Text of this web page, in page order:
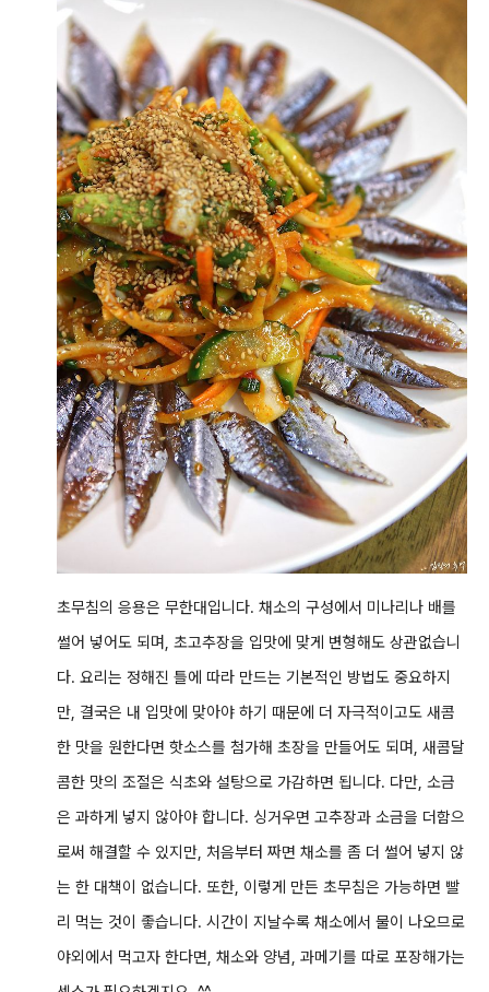
초무침의 응용은 무한대입니다. 채소의 구성에서 미나리나 배를
썰어 넣어도 되며 , 초고추장을 입맛에 맞게 변형해도 상관없습니
다. 요리는 정해진 틀에 따라 만드는 기본적인 방법도 중요하지
만, 결국은 내 입맛에 맞아야 하기 때문에 더 자극적이고도 새콤
한 맛을 원한다면 핫소스를 첨가해 초장을 만들어도 되며, 새콤달
콤한 맛의 조절은 식초와 설탕으로 가감하면 됩니다. 다만, 소금
은 과하게 넣지 않아야 합니다. 싱거우면 고추장과 소금을 더함으
로써 해결할 수 있지만, 처음부터 짜면 채소를 좀 더 썰어 넣지 않
는 한 대책이 없습니다. 또한, 이렇게 만든 초무침은 가능하면 빨
리 먹는 것이 좋습니다. 시간이 지날수록 채소에서 물이 나오므로
야외에서 먹고자 한다면, 채소와 양념, 과메기를 따로 포장해가는